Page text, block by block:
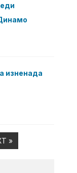
изненада
»